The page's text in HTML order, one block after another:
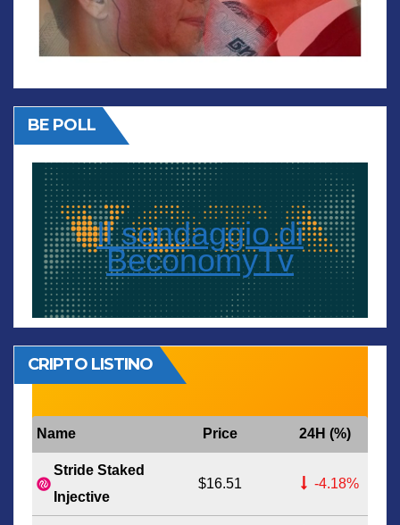
BE POLL
Il sondaggio di
BeconomyTv
CRIPTO LISTINO
Name Price 24H (%)
Stride Staked
Injective
$16.51 -4.18%